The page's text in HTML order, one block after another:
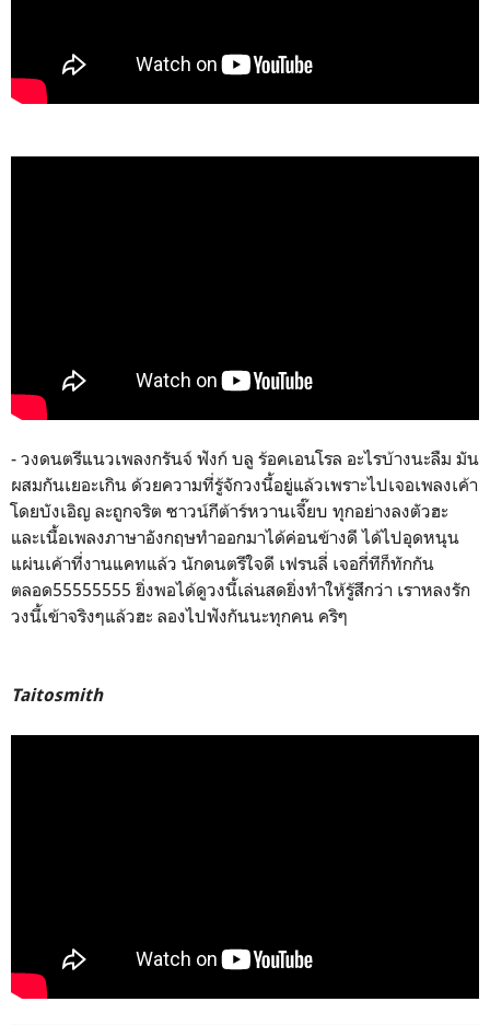
- วงดนตรีแนวเพลงกรันจ์ ฟังก์ บลู ร้อคเอนโรล อะไรบ้างนะลืม มัน
ผสมกันเยอะเกิน ด้วยความที่รู้จักวงนี้อยู่แล้วเพราะไปเจอเพลงเค้า
โดยบังเอิญ ละถูกจริต ซาวน์กีต้าร์หวานเจี๊ยบ ทุกอย่างลงตัวฮะ
และเนื้อเพลงภาษาอังกฤษทำออกมาได้ค่อนข้างดี ได้ไปอุดหนุน
แผ่นเค้าที่งานแคทแล้ว นักดนตรีใจดี เฟรนลี่ เจอกี่ทีก็ทักกัน
ตลอด55555555 ยิ่งพอได้ดูวงนี้เล่นสดยิ่งทำให้รู้สึกว่า เราหลงรัก
วงนี้เข้าจริงๆแล้วฮะ ลองไปฟังกันนะทุกคน คริๆ
Taitosmith